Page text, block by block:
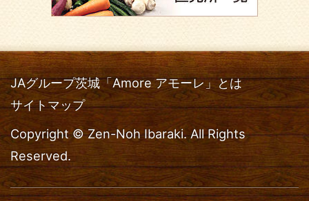
JAグループ茨城「Amore アモーレ」とは
サイトマップ
Copyright © Zen-Noh Ibaraki. All Rights
Reserved.